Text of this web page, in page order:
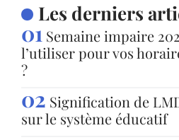
Les derniers
Semaine impaire
l’utiliser pour vos
?
Signification de
sur le système éducatif